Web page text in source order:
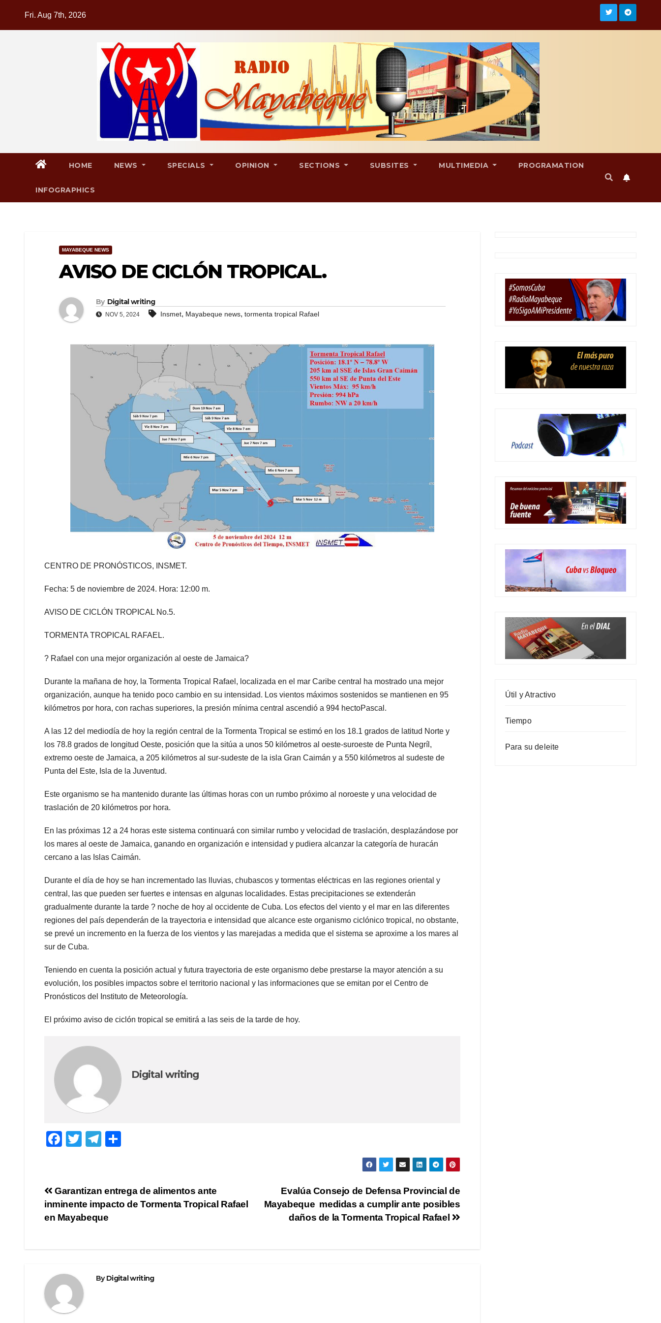
Fri. Aug 7th, 2026
HOME NEWS SPECIALS OPINION SECTIONS SUBSITES MULTIMEDIA PROGRAMATION
INFOGRAPHICS
MAYABEQUE NEWS
AVISO DE CICLÓN TROPICAL.
By Digital writing
NOV 5, 2024 Insmet, Mayabeque news, tormenta tropical Rafael
CENTRO DE PRONÓSTICOS, INSMET.
Fecha: 5 de noviembre de 2024. Hora: 12:00 m.
AVISO DE CICLÓN TROPICAL No.5.
TORMENTA TROPICAL RAFAEL.
? Rafael con una mejor organización al oeste de Jamaica?
Durante la mañana de hoy, la Tormenta Tropical Rafael, localizada en el mar Caribe central ha mostrado una mejor
organización, aunque ha tenido poco cambio en su intensidad. Los vientos máximos sostenidos se mantienen en 95
kilómetros por hora, con rachas superiores, la presión mínima central ascendió a 994 hectoPascal.
A las 12 del mediodía de hoy la región central de la Tormenta Tropical se estimó en los 18.1 grados de latitud Norte y
los 78.8 grados de longitud Oeste, posición que la sitúa a unos 50 kilómetros al oeste-suroeste de Punta Negríl,
extremo oeste de Jamaica, a 205 kilómetros al sur-sudeste de la isla Gran Caimán y a 550 kilómetros al sudeste de
Punta del Este, Isla de la Juventud.
Este organismo se ha mantenido durante las últimas horas con un rumbo próximo al noroeste y una velocidad de
traslación de 20 kilómetros por hora.
En las próximas 12 a 24 horas este sistema continuará con similar rumbo y velocidad de traslación, desplazándose por
los mares al oeste de Jamaica, ganando en organización e intensidad y pudiera alcanzar la categoría de huracán
cercano a las Islas Caimán.
Durante el día de hoy se han incrementado las lluvias, chubascos y tormentas eléctricas en las regiones oriental y
central, las que pueden ser fuertes e intensas en algunas localidades. Estas precipitaciones se extenderán
gradualmente durante la tarde ? noche de hoy al occidente de Cuba. Los efectos del viento y el mar en las diferentes
regiones del país dependerán de la trayectoria e intensidad que alcance este organismo ciclónico tropical, no obstante,
se prevé un incremento en la fuerza de los vientos y las marejadas a medida que el sistema se aproxime a los mares al
sur de Cuba.
Teniendo en cuenta la posición actual y futura trayectoria de este organismo debe prestarse la mayor atención a su
evolución, los posibles impactos sobre el territorio nacional y las informaciones que se emitan por el Centro de
Pronósticos del Instituto de Meteorología.
El próximo aviso de ciclón tropical se emitirá a las seis de la tarde de hoy.
Digital writing
F
e
b
o
T
er
T
gr
a
m
e
Post
navigation
Evalúa Consejo de Defensa Provincial de
Mayabeque medidas a cumplir ante posibles
daños de la Tormenta Tropical Rafael
Garantizan entrega de alimentos ante
inminente impacto de Tormenta Tropical Rafael
en Mayabeque
ByDigital writing
Útil y Atractivo
Tiempo
Para su deleite